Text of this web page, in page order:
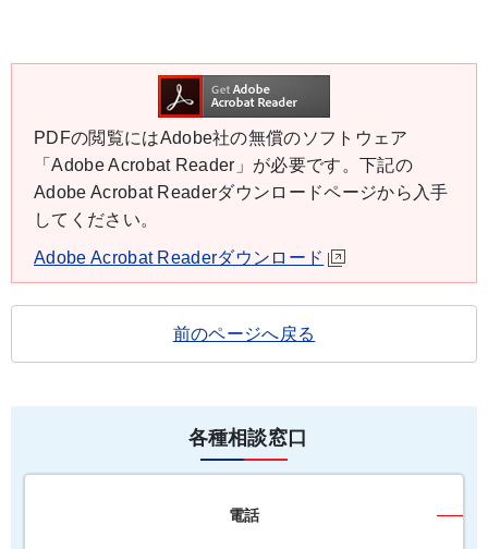
PDFの閲覧にはAdobe社の無償のソフトウェア
「Adobe Acrobat Reader」が必要です。下記の
Adobe Acrobat Readerダウンロードページから入手
してください。
Adobe Acrobat Readerダウンロード
前のページへ戻る
各種相談窓口
電話